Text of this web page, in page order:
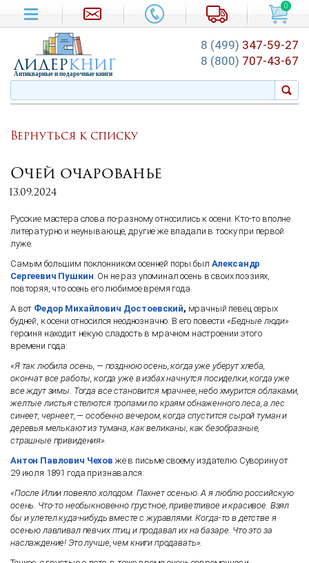
Вернуться к списку
Очей очарованье
13.09.2024
Русские мастера слова по-разному относились к осени. Кто-то вполне
литературно и неунывающе, другие же впадали в тоску при первой
луже.
Самым большим поклонником осенней поры был Александр
Сергеевич Пушкин. Он не раз упоминал осень в своих поэзиях,
повторяя, что осень его любимое время года.
А вот Федор Михайлович Достоевский, мрачный певец серых
будней, к осени относился неоднозначно. В его повести «Бедные люди»
героиня находит некую сладость в мрачном настроении этого
времени года:
«Я так любила осень, — позднюю осень, когда уже уберут хлеба,
окончат все работы, когда уже в избах начнутся посиделки, когда уже
все ждут зимы. Тогда все становится мрачнее, небо хмурится облаками,
желтые листья стелются тропами по краям обнаженного леса, а лес
синеет, чернеет, — особенно вечером, когда спустится сырой туман и
деревья мелькают из тумана, как великаны, как безобразные,
страшные привидения».
Антон Павлович Чехов же в письме своему издателю Суворину от
29 июля 1891 года признавался:
«После Илии повеяло холодом. Пахнет осенью. А я люблю российскую
осень. Что-то необыкновенно грустное, приветливое и красивое. Взял
бы и улетел куда-нибудь вместе с журавлями. Когда-то в детстве я
осенью лавливал певчих птиц и продавал их на базаре. Что это за
наслаждение! Это лучше, чем книги продавать».
0
лидеркниг
Антикварные и подарочные книги
8 (499) 347-59-27
8 (800) 707-43-67